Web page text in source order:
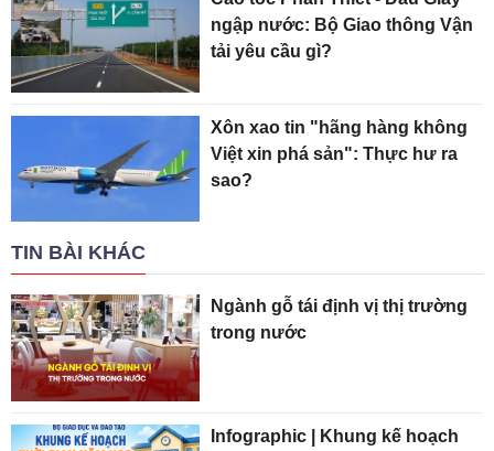
ngập nước: Bộ Giao thông Vận
tải yêu cầu gì?
Xôn xao tin "hãng hàng không
Việt xin phá sản": Thực hư ra
sao?
TIN BÀI KHÁC
Ngành gỗ tái định vị thị trường
trong nước
Infographic | Khung kế hoạch